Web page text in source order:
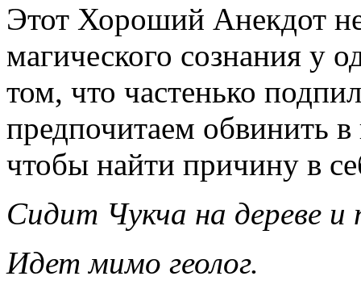
Этот Хороший Анекдот
магического сознания у
том, что частенько
предпочитаем обвинить
чтобы найти причину в
Сидит Чукча на дереве и
Идет мимо геолог.